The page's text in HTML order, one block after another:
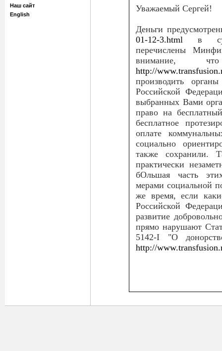
Наш сайт
English
Уважаемый Сергей!
Деньги
01-12-3.html в
перечислены
внимание,
http://
производить
Российской
выбранных Вами
право на
бесплатное
оплате
социально
также сохранили.
практически
бОльшая часть
мерами социальной
же время, если
Российской
развитие
прямо нарушают
5142-I "О
http://